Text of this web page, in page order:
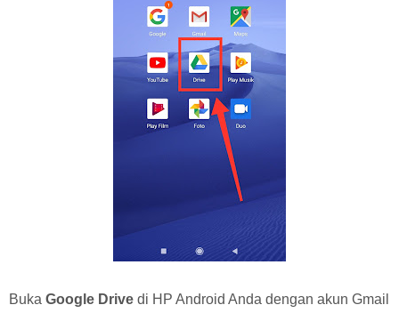
Buka Google Drive di HP Android Anda dengan akun Gmail